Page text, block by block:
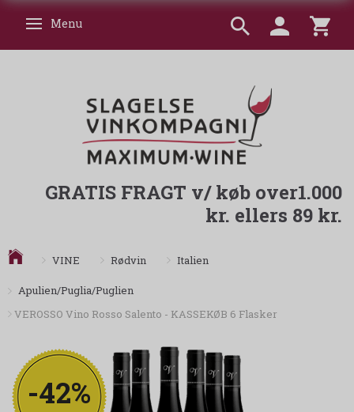
Skifte navigation
Menu
GRATIS FRAGT v/ køb over1.000
kr. ellers 89 kr.
VINE Rødvin Italien
Apulien/Puglia/Puglien
VEROSSO Vino Rosso Salento - KASSEKØB 6 Flasker
-42%